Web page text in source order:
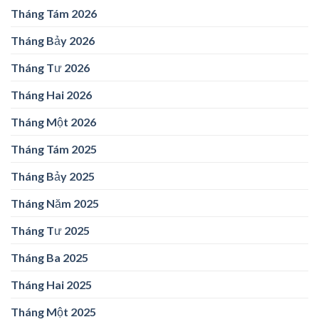
Tháng Tám 2026
Tháng Bảy 2026
Tháng Tư 2026
Tháng Hai 2026
Tháng Một 2026
Tháng Tám 2025
Tháng Bảy 2025
Tháng Năm 2025
Tháng Tư 2025
Tháng Ba 2025
Tháng Hai 2025
Tháng Một 2025